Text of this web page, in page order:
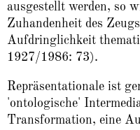
ausgestellt werden, so
Zuhandenheit des
Aufdringlichkeit
1927/1986: 73).
Repräsentationale ist
'ontologische'
Transformation, eine